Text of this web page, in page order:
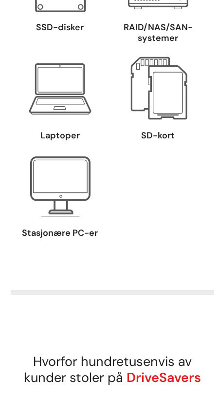
SSD-disker
RAID/NAS/SAN-
systemer
Laptoper SD-kort
Stasjonære PC-er
Hvorfor hundretusenvis av
kunder stoler på DriveSavers